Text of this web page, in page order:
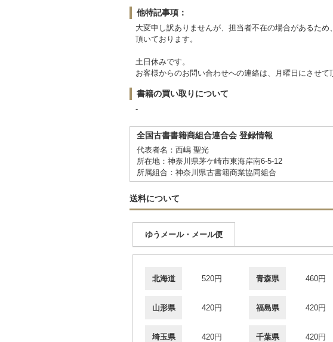
他特記事項：
大変申し訳ありませんが、担当者不在の場合があるた
頂いております。
土日休みです。
お客様からのお問い合わせへの連絡は、月曜日にさせて
書籍の買い取りについて
-
全国古書書籍商組合連合会 登録情報
代表者名：西嶋 聖光
所在地：神奈川県茅ケ崎市東海岸南6-5-12
所属組合：神奈川県古書籍商業協同組合
送料について
ゆうメール・メール便
北海道 520円 青森県 460円
山形県 420円 福島県 420円
埼玉県 420円 千葉県 420円